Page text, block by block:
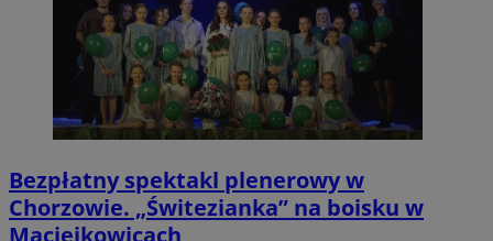
Bezpłatny spektakl plenerowy w
Chorzowie. „Świtezianka” na boisku w
Maciejkowicach